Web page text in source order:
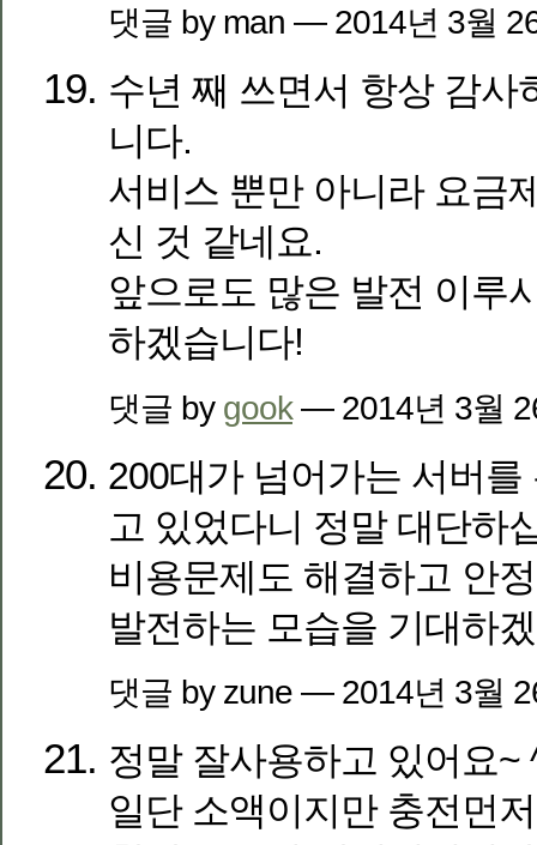
댓글 by man — 2014년 3월
수년 째 쓰면서 항상 감사
니다.
서비스 뿐만 아니라 요금
신 것 같네요.
앞으로도 많은 발전 이루
하겠습니다!
댓글 by gook— 2014년 3월
200대가 넘어가는 서버를
고 있었다니 정말 대단하
비용문제도 해결하고 안
발전하는 모습을 기대하
댓글 by zune — 2014년 3월
정말 잘사용하고 있어요~
일단 소액이지만 충전먼